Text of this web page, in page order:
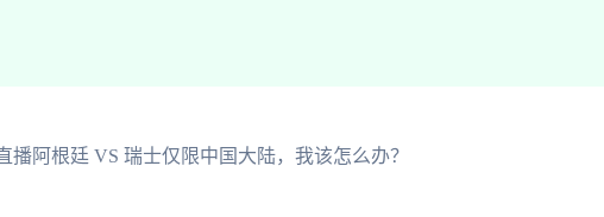
播阿根廷 VS 瑞士仅限中国大陆，我该怎么办？